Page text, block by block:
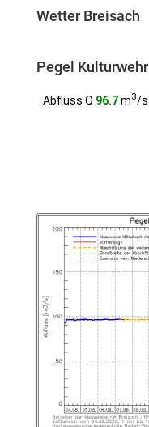
Wetter Breisach
Pegel Kulturwehr